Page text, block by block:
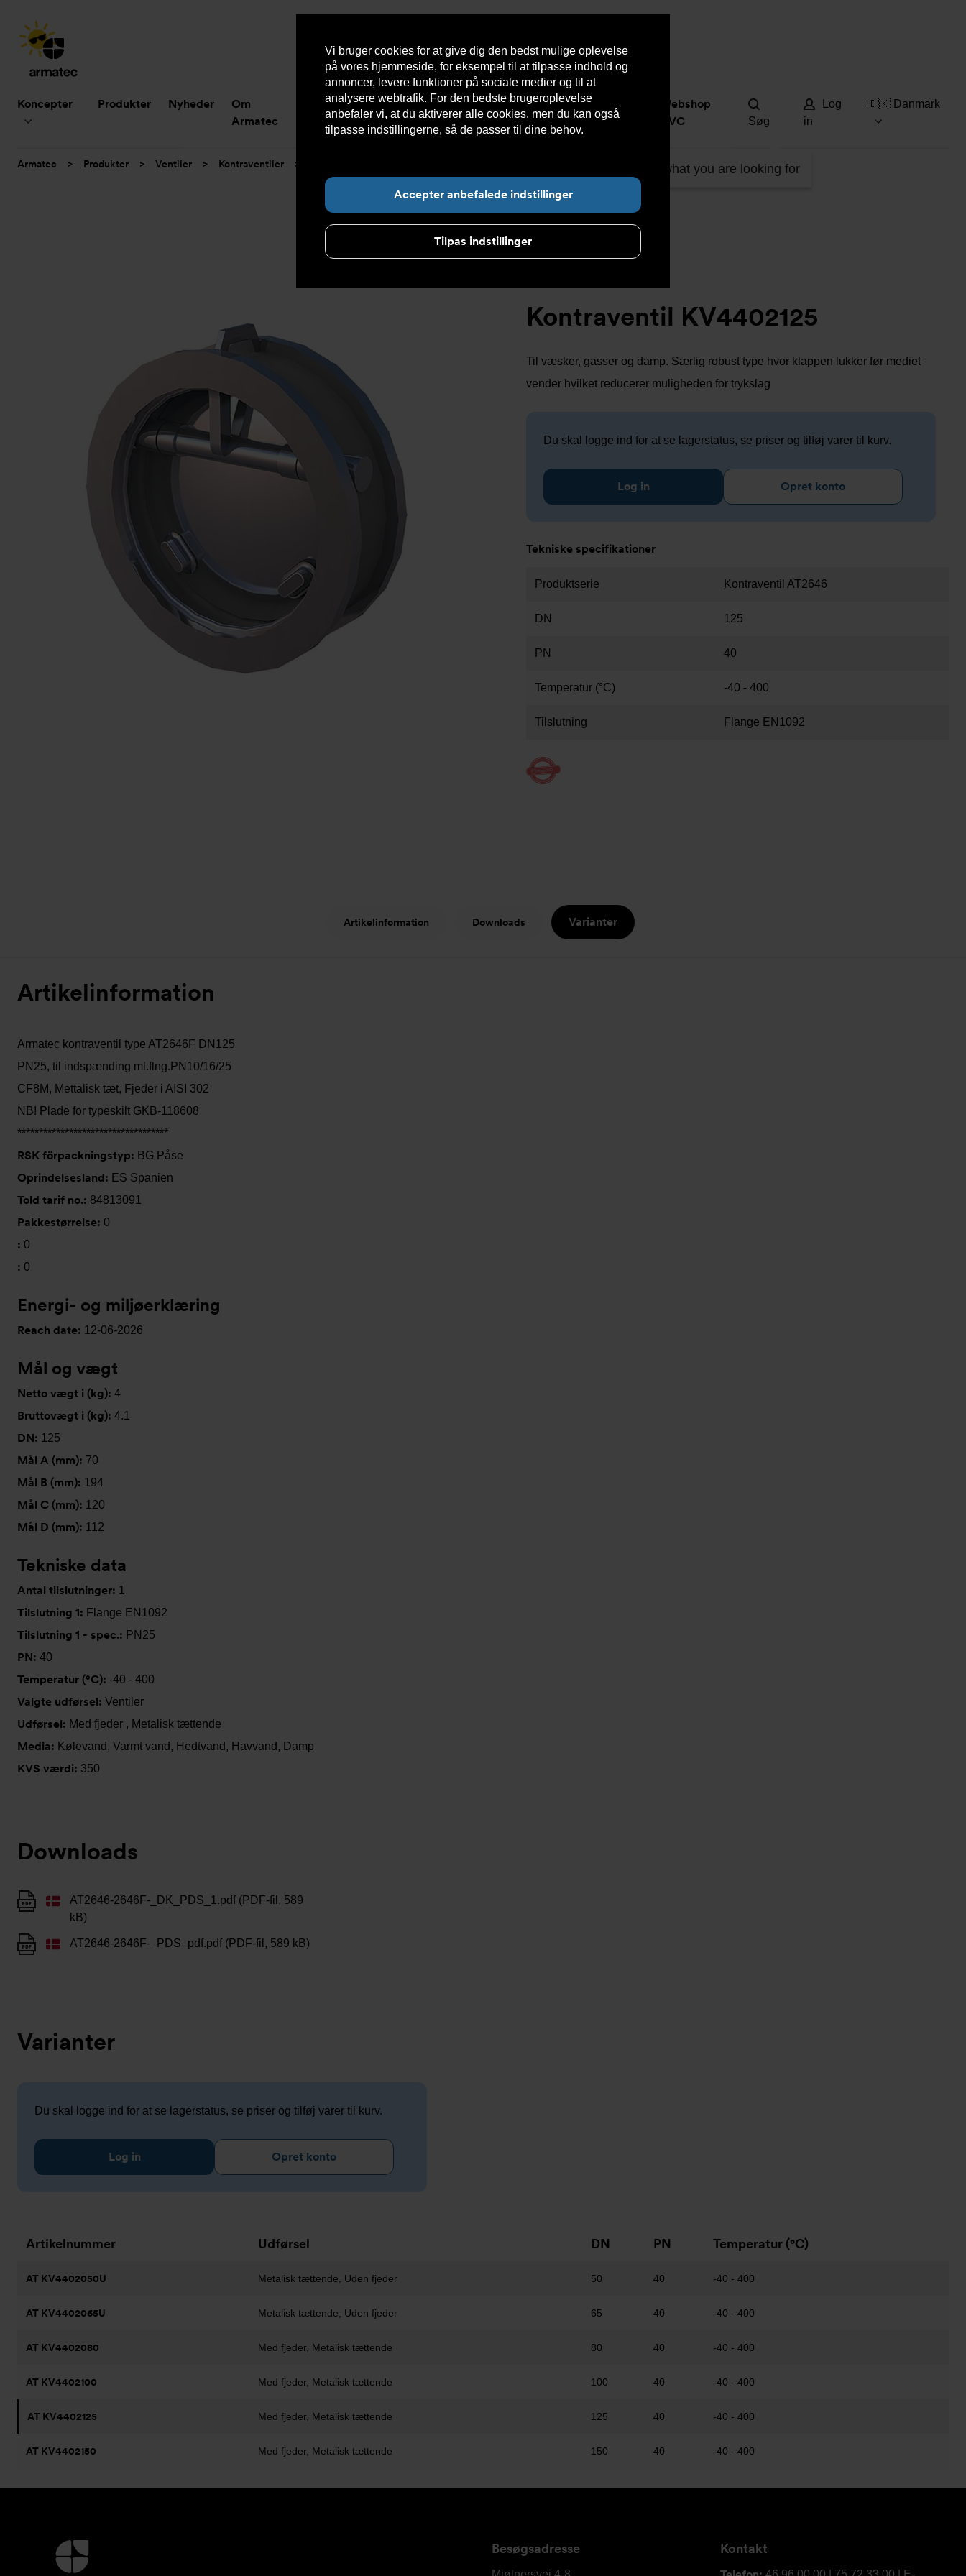
Vi bruger cookies for at give dig den bedst mulige oplevelse
på vores hjemmeside, for eksempel til at tilpasse indhold og
annoncer, levere funktioner på sociale medier og til at
analysere webtrafik. For den bedste brugeroplevelse
anbefaler vi, at du aktiverer alle cookies, men du kan også
tilpasse indstillingerne, så de passer til dine behov.
Accepter anbefalede indstillinger
Tilpas indstillinger
Koncepter Produkter Nyheder
Om
Armatec
Bæredygtighed
Kontakt
os
Teknisk
hjælp
Kundeservice
Webshop
DVC
Find what you are looking for
Søg
Log
in
🇩🇰 Danmark
Du
Armatec > Produkter > Ventiler > Kontraventiler >
Kontraventil KV4402125
Til væsker, gasser og damp. Særlig robust type hvor klappen lukker før mediet
vender hvilket reducerer muligheden for trykslag
Du skal logge ind for at se lagerstatus, se priser og tilføj varer til kurv.
Log in Opret konto
Tekniske specifikationer
Produktserie Kontraventil AT2646
DN 125
PN 40
Temperatur (°C) -40 - 400
Tilslutning Flange EN1092
Artikelinformation Downloads Varianter
Artikelinformation
Armatec kontraventil type AT2646F DN125
PN25, til indspænding ml.flng.PN10/16/25
CF8M, Mettalisk tæt, Fjeder i AISI 302
NB! Plade for typeskilt GKB-118608
***********************************
RSK förpackningstyp: BG Påse
Oprindelsesland: ES Spanien
Told tarif no.: 84813091
Pakkestørrelse: 0
: 0
: 0
Energi- og miljøerklæring
Reach date: 12-06-2026
Mål og vægt
Netto vægt i (kg): 4
Bruttovægt i (kg): 4.1
DN: 125
Mål A (mm): 70
Mål B (mm): 194
Mål C (mm): 120
Mål D (mm): 112
Tekniske data
Antal tilslutninger: 1
Tilslutning 1: Flange EN1092
Tilslutning 1 - spec.: PN25
PN: 40
Temperatur (°C): -40 - 400
Valgte udførsel: Ventiler
Udførsel: Med fjeder , Metalisk tættende
Media: Kølevand, Varmt vand, Hedtvand, Havvand, Damp
KVS værdi: 350
Downloads
AT2646-2646F-_DK_PDS_1.pdf (PDF-fil, 589
kB)
AT2646-2646F-_PDS_pdf.pdf (PDF-fil, 589 kB)
Varianter
Du skal logge ind for at se lagerstatus, se priser og tilføj varer til kurv.
Log in Opret konto
Artikelnummer Udførsel DN PN Temperatur (°C)
AT KV4402050U Metalisk tættende, Uden fjeder 50 40 -40 - 400
AT KV4402065U Metalisk tættende, Uden fjeder 65 40 -40 - 400
AT KV4402080 Med fjeder, Metalisk tættende 80 40 -40 - 400
AT KV4402100 Med fjeder, Metalisk tættende 100 40 -40 - 400
AT KV4402125 Med fjeder, Metalisk tættende 125 40 -40 - 400
AT KV4402150 Med fjeder, Metalisk tættende 150 40 -40 - 400
Yderligere
information
Besøgsadresse
Armatec
Kontakt